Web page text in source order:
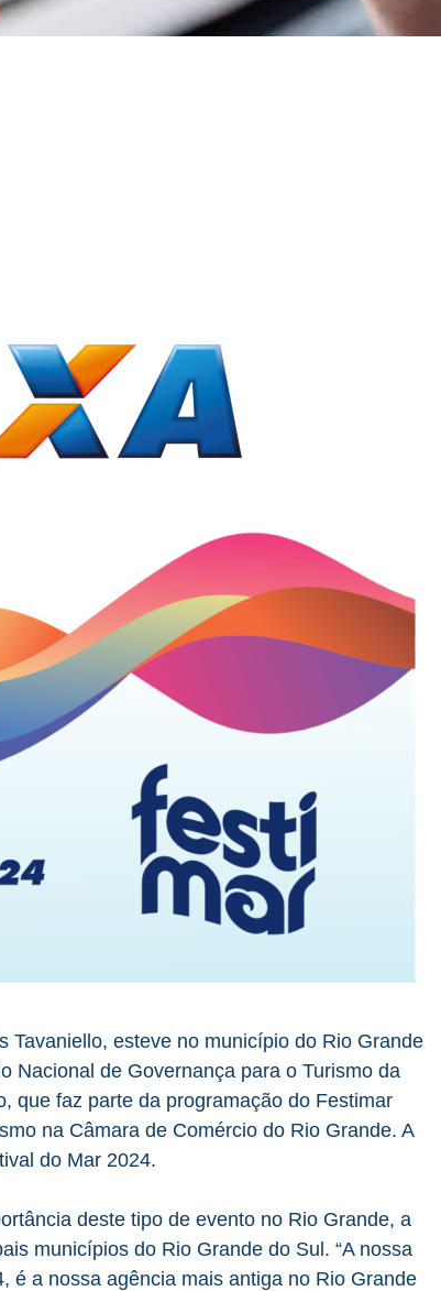
Tavaniello, esteve no município do Rio Grande
Nacional de Governança para o Turismo da
que faz parte da programação do Festimar
na Câmara de Comércio do Rio Grande. A
do Mar 2024.
deste tipo de evento no Rio Grande, a
municípios do Rio Grande do Sul. “A nossa
é a nossa agência mais antiga no Rio Grande